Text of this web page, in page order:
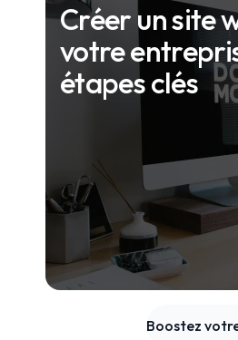
Créer un site
votre
étapes clés
Boostez